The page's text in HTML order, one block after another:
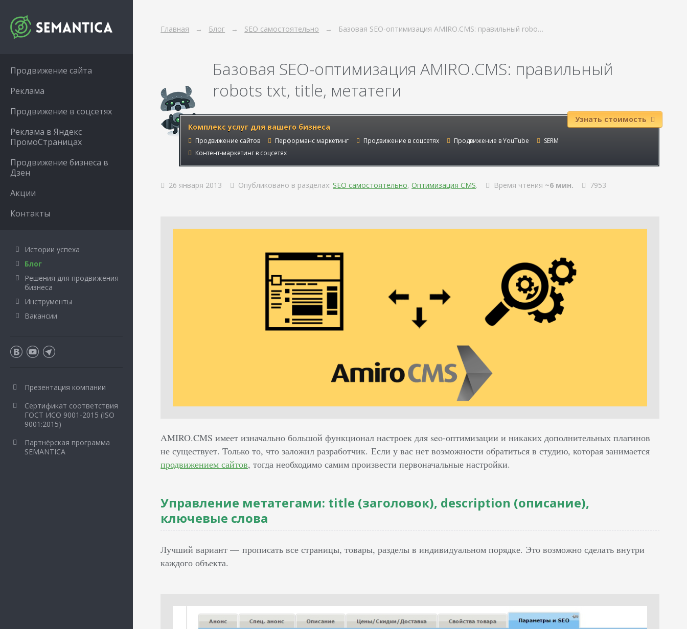
Главная Блог SEO самостоятельно Базовая SEO-оптимизация AMIRO.CMS: правильный robo…
Базовая SEO-оптимизация AMIRO.CMS: правильный
robots txt, title, метатеги
Комплекс услуг для вашего бизнеса
Продвижение сайтов Перформанс маркетинг Продвижение в соцсетях Продвижение в YouTube
SERM
Контент-маркетинг в соцсетях
Узнать стоимость
26 января 2013 Опубликовано в разделах: SEO самостоятельно,Оптимизация CMS. Время чтения ~6 мин. 7953
AMIRO.CMS имеет изначально большой функционал настроек для seo-оптимизации и никаких дополнительных плагинов
не существует. Только то, что заложил разработчик. Если у вас нет возможности обратиться в студию, которая занимается
продвижением сайтов, тогда необходимо самим произвести первоначальные настройки.
Управление метатегами: title (заголовок), description (описание),
ключевые слова
Лучший вариант — прописать все страницы, товары, разделы в индивидуальном порядке. Это возможно сделать внутри
каждого объекта.
Продвижение сайта
Реклама
Продвижение в соцсетях
Реклама в Яндекс
ПромоСтраницах
Продвижение бизнеса в
Дзен
Акции
Контакты
Истории успеха
Блог
Решения для продвижения
бизнеса
Инструменты
Вакансии
Презентация компании
Сертификат соответствия
ГОСТ ИСО 9001-2015 (ISO
9001:2015)
Партнёрская программа
SEMANTICA